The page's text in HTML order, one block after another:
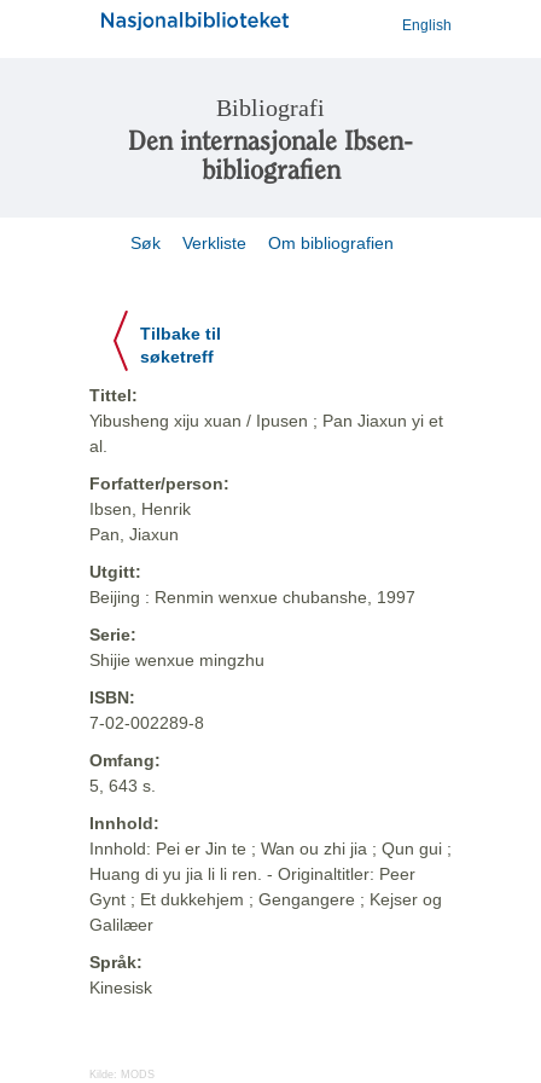
English
Bibliografi
Den internasjonale Ibsen-
bibliografien
Søk Verkliste Om bibliografien
Tilbake til
søketreff
Tittel:
Yibusheng xiju xuan / Ipusen ; Pan Jiaxun yi et
al.
Forfatter/person:
Ibsen, Henrik
Pan, Jiaxun
Utgitt:
Beijing : Renmin wenxue chubanshe, 1997
Serie:
Shijie wenxue mingzhu
ISBN:
7-02-002289-8
Omfang:
5, 643 s.
Innhold:
Innhold: Pei er Jin te ; Wan ou zhi jia ; Qun gui ;
Huang di yu jia li li ren. - Originaltitler: Peer
Gynt ; Et dukkehjem ; Gengangere ; Kejser og
Galilæer
Språk:
Kinesisk
Kilde: MODS